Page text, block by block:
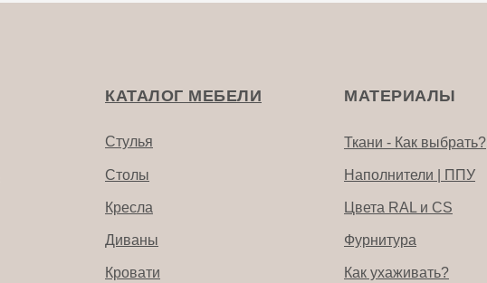
Ткани - Как выбрать?
Наполнители | ППУ
Цвета RAL и CS
Фурнитура
Как ухаживать?
МАТЕРИАЛЫ
Стулья
Кресла
Столы
Диваны
Кровати
КАТАЛОГ МЕБЕЛИ